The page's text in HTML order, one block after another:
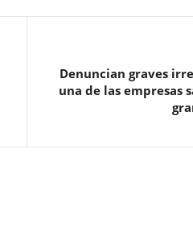
Denuncian graves
una de las empresas